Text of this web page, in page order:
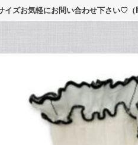
ズお気軽にお問い合わせ下さい♡（